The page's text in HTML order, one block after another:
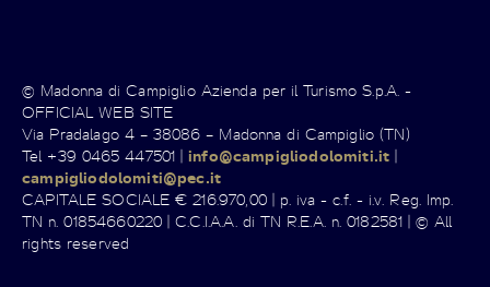
© Madonna di Campiglio Azienda per il Turismo S.p.A. -
OFFICIAL WEB SITE
Via Pradalago 4 – 38086 – Madonna di Campiglio (TN)
Tel +39 0465 447501 |info@campigliodolomiti.it |
campigliodolomiti@pec.it
CAPITALE SOCIALE € 216.970,00 | p. iva - c.f. - i.v. Reg. Imp.
TN n. 01854660220 | C.C.I.A.A. di TN R.E.A. n. 0182581 | © All
rights reserved